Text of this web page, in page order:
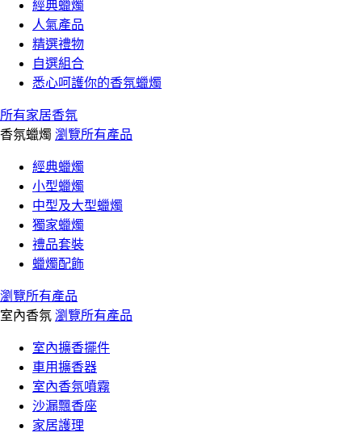
經典蠟燭
人氣產品
精選禮物
自選組合
悉心呵護你的香氛蠟燭
所有家居香氛
香氛蠟燭 瀏覽所有產品
經典蠟燭
小型蠟燭
中型及大型蠟燭
獨家蠟燭
禮品套裝
蠟燭配飾
瀏覽所有產品
室內香氛 瀏覽所有產品
室內擴香擺件
車用擴香器
室內香氛噴霧
沙漏飄香座
家居護理